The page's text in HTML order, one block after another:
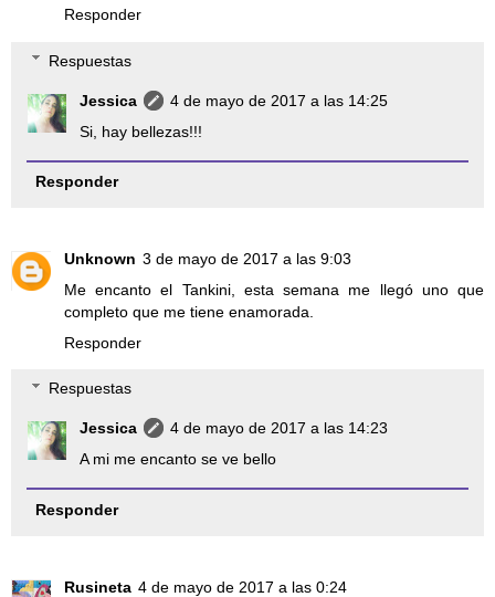
Responder
Respuestas
Jessica
4 de mayo de 2017 a las 14:25
Si, hay bellezas!!!
Responder
Unknown 3 de mayo de 2017 a las 9:03
Me encanto el Tankini, esta semana me llegó uno que
completo que me tiene enamorada.
Responder
Respuestas
Jessica
4 de mayo de 2017 a las 14:23
A mi me encanto se ve bello
Responder
Rusineta 4 de mayo de 2017 a las 0:24